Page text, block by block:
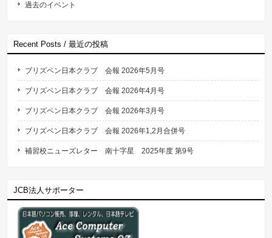
過去のイベント
Recent Posts / 最近の投稿
ブリズベン日本クラブ 会報 2026年5月号
ブリズベン日本クラブ 会報 2026年4月号
ブリズベン日本クラブ 会報 2026年3月号
ブリズベン日本クラブ 会報 2026年1,2月合併号
補習校ニューズレター 南十字星 2025年度 第9号
JCB法人サポーター